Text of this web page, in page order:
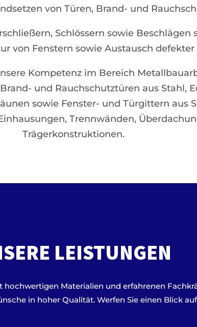
von Türen, Brand- und
Schlössern sowie Beschlägen
von Fenstern sowie Austausch defekter
Kompetenz im Bereich
und Rauchschutztüren aus Stahl,
sowie Fenster- und Türgittern aus
Trennwänden,
Trägerkonstruktionen.
LEISTUNGEN
hochwertigen Materialien und erfahrenen
in hoher Qualität. Werfen Sie einen Blick